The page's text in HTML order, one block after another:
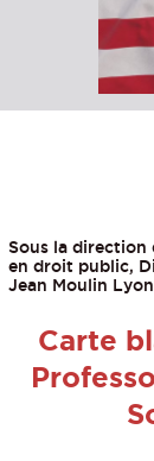
Sous la direction
en droit public,
Jean Moulin
Carte